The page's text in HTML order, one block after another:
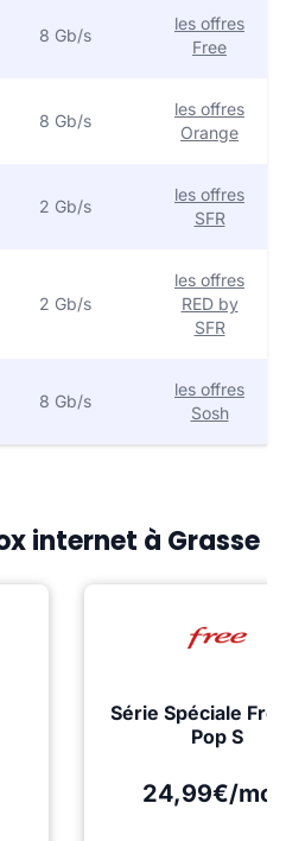
8 Gb/s
les offres
Free
8 Gb/s
les offres
Orange
2 Gb/s
les offres
SFR
2 Gb/s
les offres
RED by
SFR
8 Gb/s
les offres
Sosh
internet à Grasse
Série Spéciale
Pop S
24,99€/